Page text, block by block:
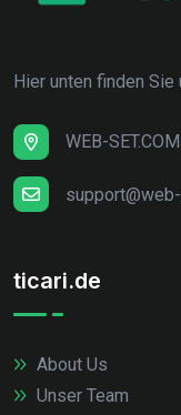
Hier unten finden
WEB-SET.COM
ticari.de
About Us
Unser Team